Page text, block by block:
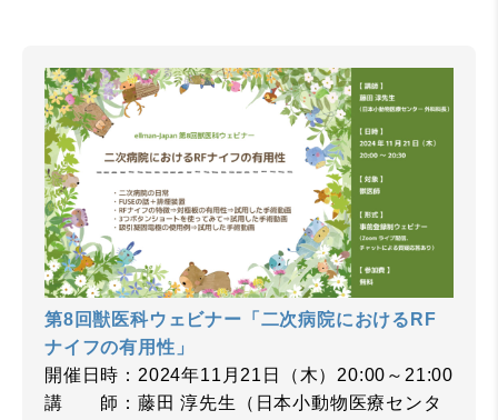
第8回獣医科ウェビナー「二次病院におけるRF
ナイフの有用性」
開催日時：2024年11月21日（木）20:00～21:00
講 師：藤田 淳先生（日本小動物医療センタ